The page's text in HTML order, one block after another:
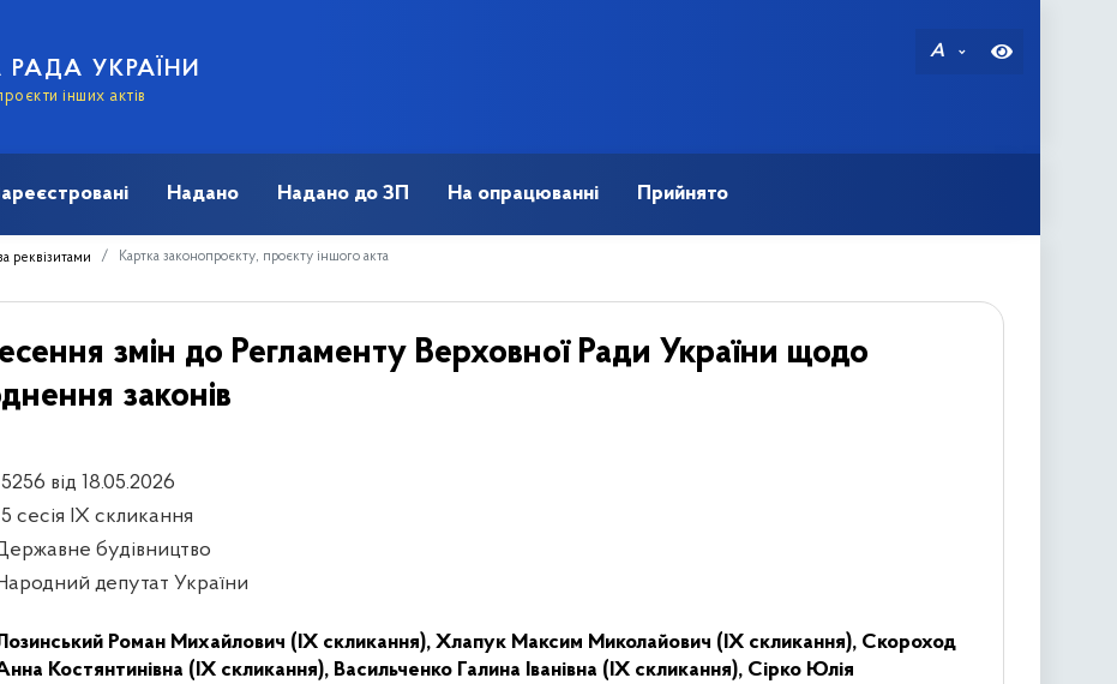
РАДА УКРАЇНИ
інших актів
A
Надано Надано до ЗП На опрацюванні Прийнято
реквізитами Картка законопроєкту, проєкту іншого акта
змін до Регламенту Верховної Ради України щодо
законів
від 18.05.2026
сесія IX скликання
будівництво
депутат України
Роман Михайлович (IX скликання),Хлапук Максим Миколайович (IX скликання), Скороход
Костянтинівна (IX скликання), Васильченко Галина Іванівна (IX скликання), Сірко Юлія